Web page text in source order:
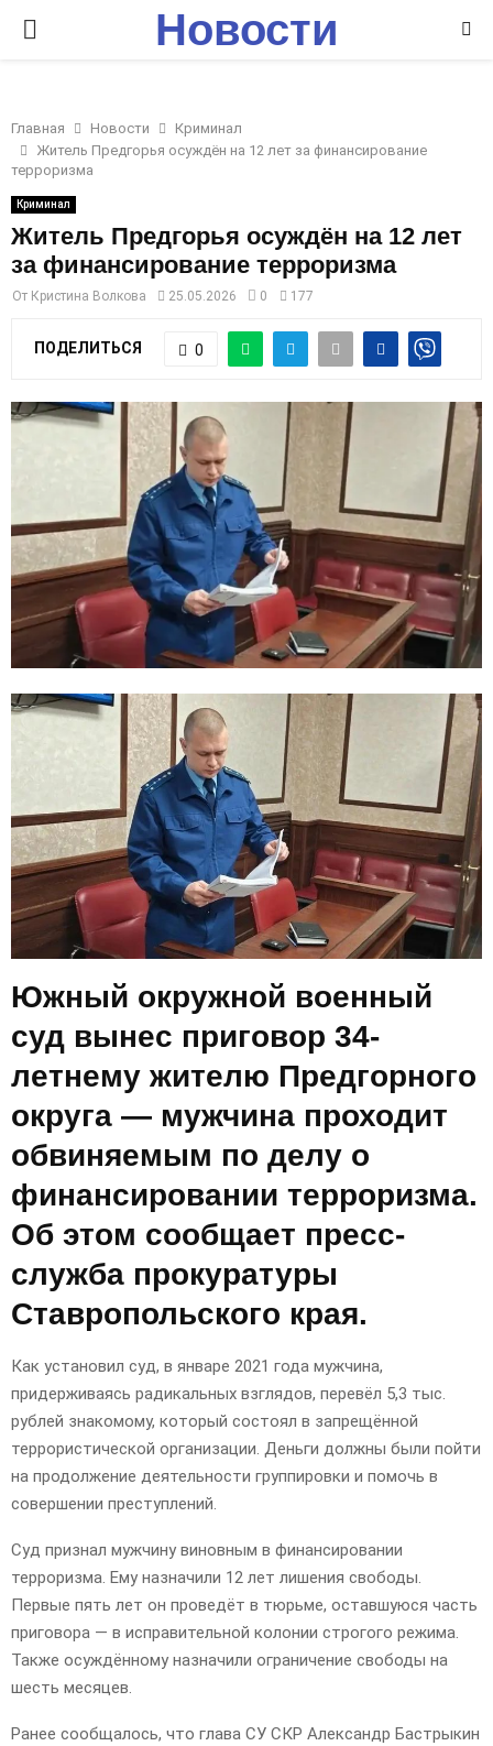
P
I
M
A
N
U
Новости
Главная Новости
Криминал
Житель Предгорья осуждён на 12 лет за финансирование
терроризма
Криминал
Житель Предгорья осуждён на 12 лет
за финансирование терроризма
От Кристина Волкова 25.05.2026 0 177
ПОДЕЛИТЬСЯ 0
Южный окружной военный
суд вынес приговор 34-
летнему жителю Предгорного
округа — мужчина проходит
обвиняемым по делу о
финансировании терроризма.
Об этом сообщает пресс-
служба прокуратуры
Ставропольского края.
Как установил суд, в январе 2021 года мужчина,
придерживаясь радикальных взглядов, перевёл 5,3 тыс.
рублей знакомому, который состоял в запрещённой
террористической организации. Деньги должны были пойти
на продолжение деятельности группировки и помочь в
совершении преступлений.
Суд признал мужчину виновным в финансировании
терроризма. Ему назначили 12 лет лишения свободы.
Первые пять лет он проведёт в тюрьме, оставшуюся часть
приговора — в исправительной колонии строгого режима.
Также осуждённому назначили ограничение свободы на
шесть месяцев.
Ранее сообщалось, что глава СУ СКР Александр Бастрыкин